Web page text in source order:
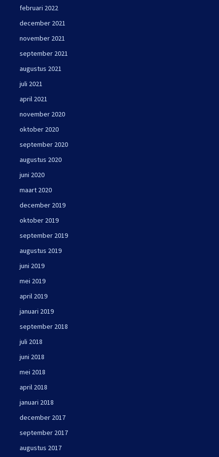
februari 2022
december 2021
november 2021
september 2021
augustus 2021
juli 2021
april 2021
november 2020
oktober 2020
september 2020
augustus 2020
juni 2020
maart 2020
december 2019
oktober 2019
september 2019
augustus 2019
juni 2019
mei 2019
april 2019
januari 2019
september 2018
juli 2018
juni 2018
mei 2018
april 2018
januari 2018
december 2017
september 2017
augustus 2017